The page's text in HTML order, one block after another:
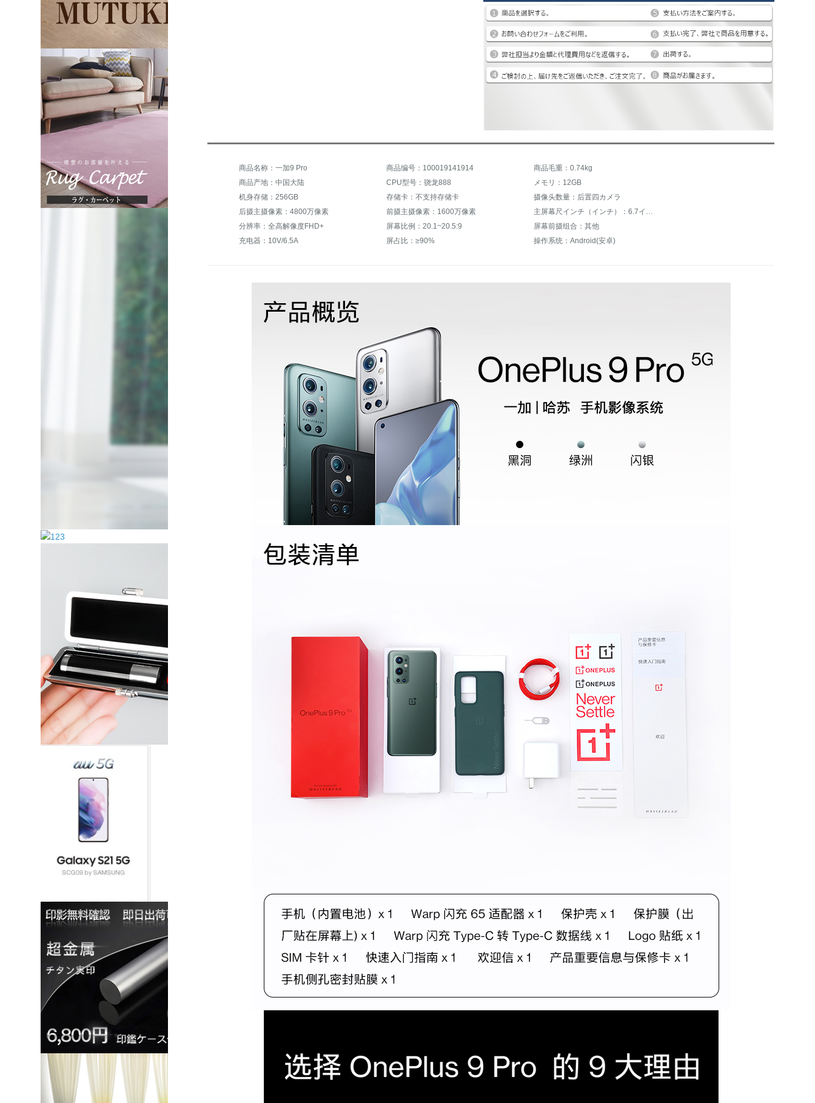
商品名称：一加9 Pro 商品编号：100019141914
商品毛重：0.74kg
商品产地：中国大陆
CPU型号：骁龙888
メモリ：12GB
机身存储：256GB
存储卡：不支持存储卡
摄像头数量：后置四カメラ
后摄主摄像素：4800万像素
前摄主摄像素：1600万像素
主屏幕尺インチ（インチ）：6.7インチ
分辨率：全高解像度FHD+
屏幕比例：20.1~20.5:9
屏幕前摄组合：其他
充电器：10V/6.5A
屏占比：≥90% 操作系统：Android(安卓)